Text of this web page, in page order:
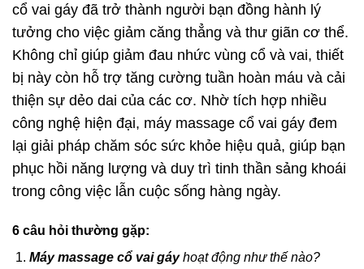
cổ vai gáy đã trở thành người bạn đồng hành lý
tưởng cho việc giảm căng thẳng và thư giãn cơ thể.
Không chỉ giúp giảm đau nhức vùng cổ và vai, thiết
bị này còn hỗ trợ tăng cường tuần hoàn máu và cải
thiện sự dẻo dai của các cơ. Nhờ tích hợp nhiều
công nghệ hiện đại, máy massage cổ vai gáy đem
lại giải pháp chăm sóc sức khỏe hiệu quả, giúp bạn
phục hồi năng lượng và duy trì tinh thần sảng khoái
trong công việc lẫn cuộc sống hàng ngày.
6 câu hỏi thường gặp:
Máy massage cổ vai gáyhoạt động như thế nào?